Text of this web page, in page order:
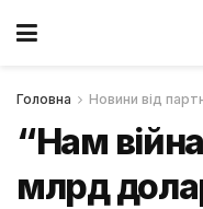
Головна Новини від
“Нам
млрд